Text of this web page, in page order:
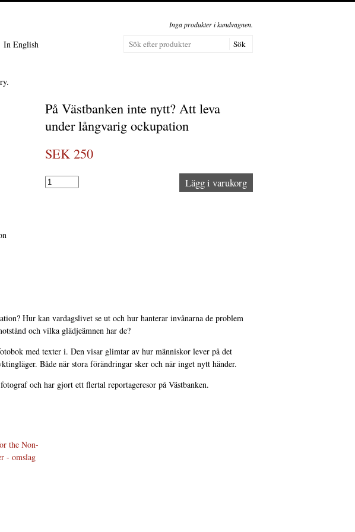
Inga produkter i kundvagnen.
In English
På Västbanken inte nytt? Att leva
under långvarig ockupation
SEK 250
Lägg i varukorg
Hur kan vardagslivet se ut och hur hanterar invånarna de problem
och vilka glädjeämnen har de?
med texter i. Den visar glimtar av hur människor lever på det
Både när stora förändringar sker och när inget nytt händer.
och har gjort ett flertal reportageresor på Västbanken.